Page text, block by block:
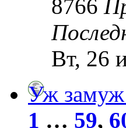
8766
Вт, 26
Уж замуж
1 … 59,